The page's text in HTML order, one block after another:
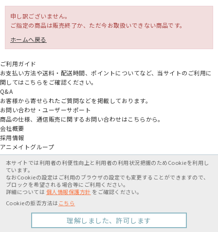
申し訳ございません。
ご指定の商品は販売終了か、ただ今お取扱いできない商品です。
ホームへ戻る
ご利用ガイド
お支払い方法や送料・配送時間、ポイントについてなど、当サイトのご利用に
関してはこちらをご確認ください。
Q&A
お客様から寄せられたご質問などを掲載しております。
お問い合わせ・ユーザーサポート
商品の仕様、通信販売に関するお問い合わせはこちらから。
会社概要
採用情報
アニメイトグループ
特定商取引法に基づく表記個人情報保護方針
Copyright movic Co.,Ltd. 2005-2026
本サイトでは利用者の利便性向上と利用者の利用状況把握のためCookieを利用し
ています。
なおCookieの設定はご利用のブラウザの設定でも変更することができますので、
ブロックを希望される場合等にご利用ください。
詳細については 個人情報保護方針 をご確認ください。
Cookieの拒否方法は こちら
理解しました、許可します